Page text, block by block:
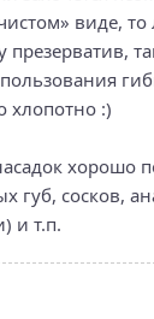
виде, то
хлопотно :)
хорошо
губ, сосков,
и т.п.